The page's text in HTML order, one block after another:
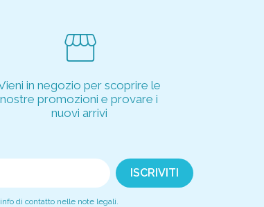
storefront
in negozio per scoprire le
nostre promozioni e provare i
nuovi arrivi
di contatto nelle note legali.